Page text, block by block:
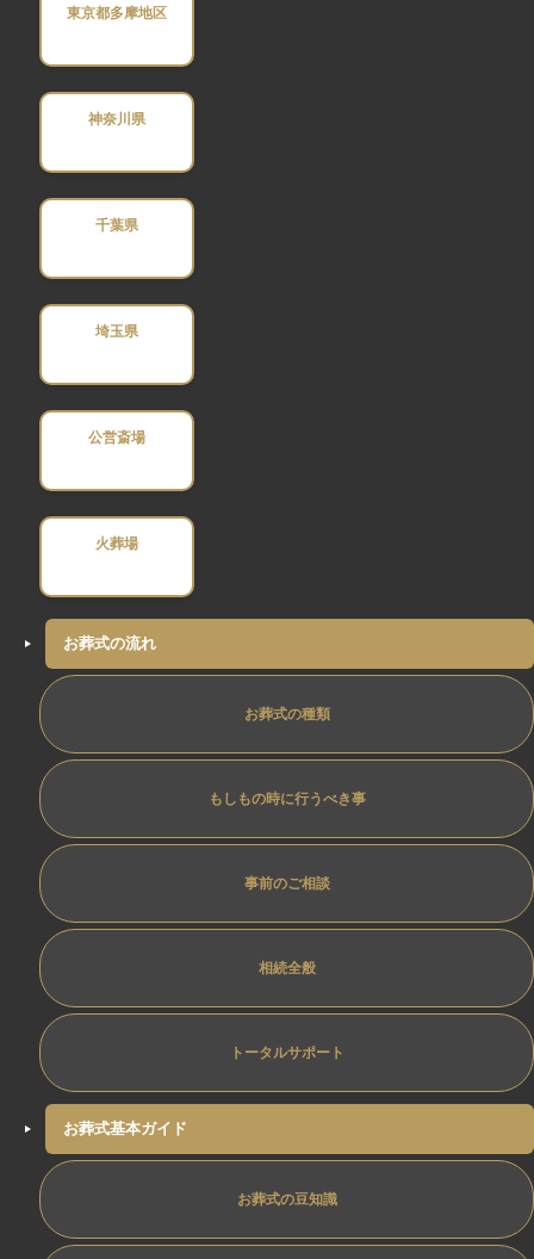
東京都多摩地区
神奈川県
千葉県
埼玉県
公営斎場
火葬場
お葬式の流れ
お葬式の種類
もしもの時に行うべき事
事前のご相談
相続全般
トータルサポート
お葬式基本ガイド
お葬式の豆知識